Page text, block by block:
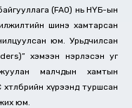
(FAO) нь НҮБ-ын
шинэ хамтарсан
юм. Урьдчилсан
хэмээн нэрлэсэн уг
малчдын хамтын
хүрээнд туршсан
юм.